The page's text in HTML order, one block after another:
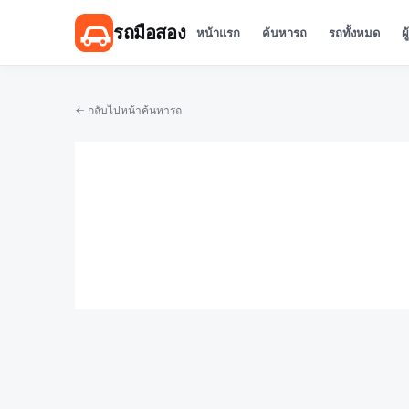
รถมือสอง หน้าแรก ค้นหารถ รถทั้งหมด
← กลับไปหน้าค้นหารถ